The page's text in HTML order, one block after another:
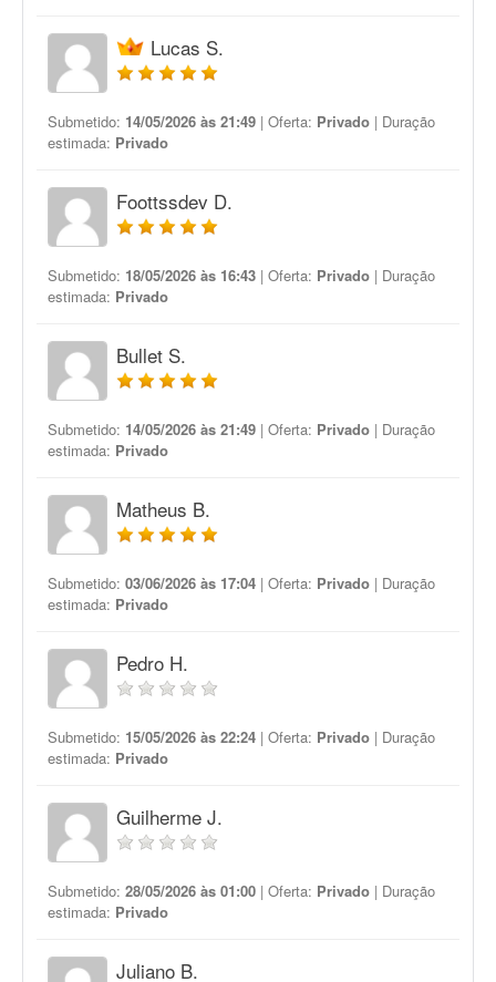
Lucas S.
Submetido: 14/05/2026 às 21:49 | Oferta: Privado | Duração
estimada: Privado
Foottssdev D.
Submetido: 18/05/2026 às 16:43 | Oferta: Privado | Duração
estimada: Privado
Bullet S.
Submetido: 14/05/2026 às 21:49 | Oferta: Privado | Duração
estimada: Privado
Matheus B.
Submetido: 03/06/2026 às 17:04 | Oferta: Privado | Duração
estimada: Privado
Pedro H.
Submetido: 15/05/2026 às 22:24 | Oferta: Privado | Duração
estimada: Privado
Guilherme J.
Submetido: 28/05/2026 às 01:00 | Oferta: Privado | Duração
estimada: Privado
Juliano B.